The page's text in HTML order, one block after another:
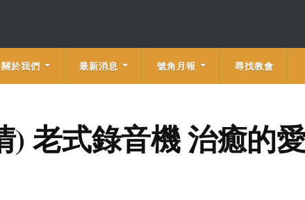
關於我們 最新消息 號角月報 尋找教會
) 老式錄音機 治癒的